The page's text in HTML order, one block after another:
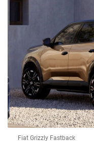
Fiat Grizzly Fastback